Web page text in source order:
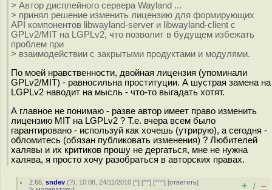
> Автор дисплейного сервера Wayland ...
> принял решение изменить лицензию для формирующих
API компонентов libwayland-server и libwayland-client с
GPLv2/MIT на LGPLv2, что позволит в будущем избежать
проблем при
> взаимодействии с закрытыми продуктами и модулями.
По моей нравственности, двойная лицензия (упоминали
GPLv2/MIT) - равносильна проституции. А шустрая замена на
LGPLv2 наводит на мысль - что-то выгадать хотят.
А главное не понимаю - разве автор имеет право изменить
лицензию MIT на LGPLv2 ? Т.е. вчера всем было
гарантировано - используй как хочешь (утрирую), а сегодня -
обломитесь (обязан публиковать изменения) ? Любителей
халявы и их критиков прошу не дергаться, мне не нужна
халява, я просто хочу разобраться в авторских правах.
2.66 ,sndev (?), 10:08, 24/11/2010 [^] [^^] [^^^] [ответить]
+ / –